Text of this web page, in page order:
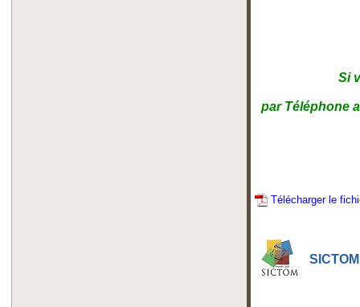
Si
par Téléphone
Télécharger le